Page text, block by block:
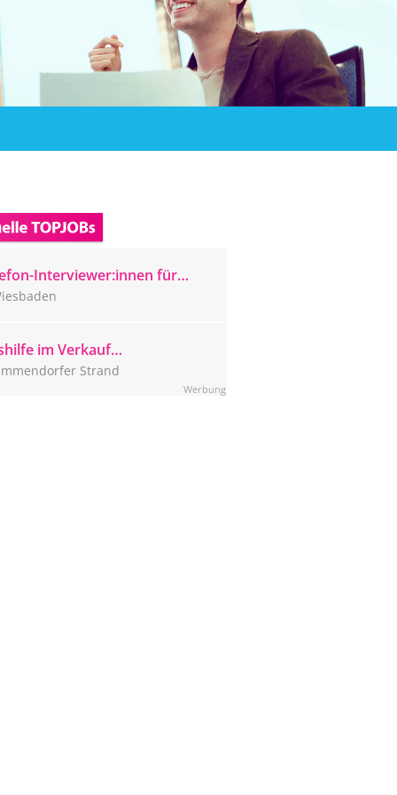
Interviewer:innen für
Wiesbadener CATI-Studio
im Verkauf
Strand (m/w/d)
Strand